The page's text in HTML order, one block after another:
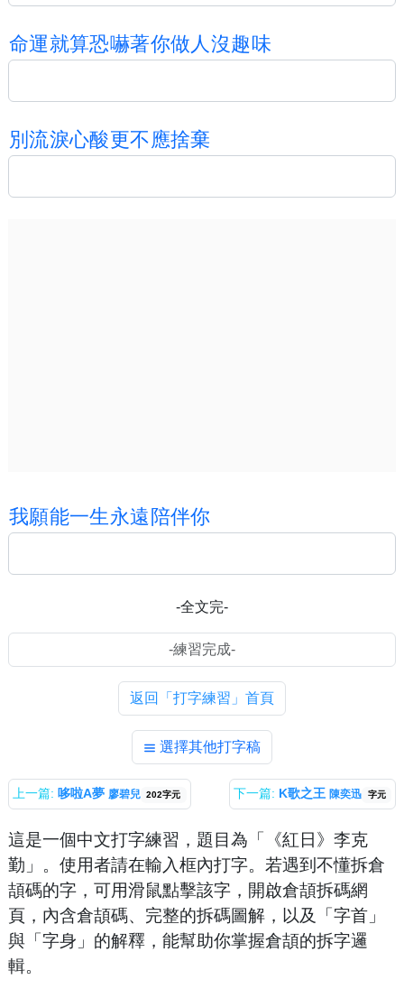
命運就算恐嚇著你做人沒趣味
別 流淚心酸更不應捨棄
我願能一生永遠 陪伴你
-全文完-
返回「打字練習」首頁
選擇其他打字稿
上一篇: 哆啦A夢 廖碧兒 202字元 下一篇: K歌之王 陳奕迅 字元
這是一個中文打字練習，題目為「《紅日》李克
勤」。使用者請在輸入框內打字。若遇到不懂拆倉
頡碼的字，可用滑鼠點擊該字，開啟倉頡拆碼網
頁，內含倉頡碼、完整的拆碼圖解，以及「字首」
與「字身」的解釋，能幫助你掌握倉頡的拆字邏
輯。